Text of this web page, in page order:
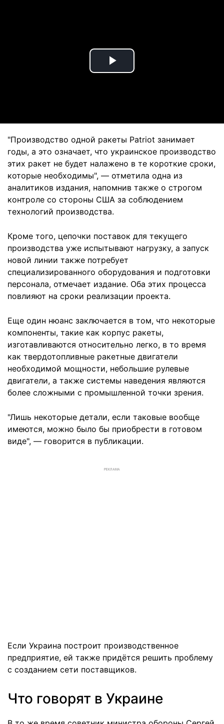
Play
"Производство одной ракеты Patriot занимает
годы, а это означает, что украинское производство
этих ракет не будет налажено в те короткие сроки,
которые необходимы", — отметила одна из
аналитиков издания, напомнив также о строгом
контроле со стороны США за соблюдением
технологий производства.
Кроме того, цепочки поставок для текущего
производства уже испытывают нагрузку, а запуск
новой линии также потребует
специализированного оборудования и подготовки
персонала, отмечает издание. Оба этих процесса
повлияют на сроки реализации проекта.
Еще один нюанс заключается в том, что некоторые
компоненты, такие как корпус ракеты,
изготавливаются относительно легко, в то время
как твердотопливные ракетные двигатели
необходимой мощности, небольшие рулевые
двигатели, а также системы наведения являются
более сложными с промышленной точки зрения.
"Лишь некоторые детали, если таковые вообще
имеются, можно было бы приобрести в готовом
виде", — говорится в публикации.
РЕКЛАМА
Если Украина построит производственное
предприятие, ей также придётся решить проблему
с созданием сети поставщиков.
Что говорят в Украине